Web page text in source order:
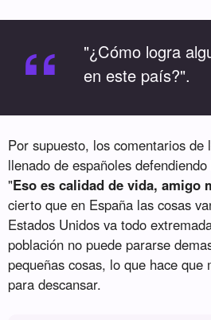
“
"¿Cómo logra
en este país?".
Por supuesto, los comentarios de
llenado de españoles
"Eso es calidad de vida, amigo
cierto que en España las cosas
Estados Unidos va todo
población no puede pararse
pequeñas cosas, lo que hace que
para descansar.